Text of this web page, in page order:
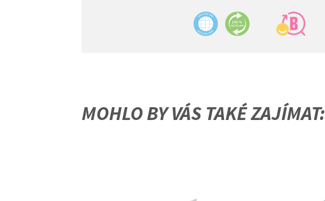
MOHLO BY VÁS TAKÉ ZAJÍMAT: